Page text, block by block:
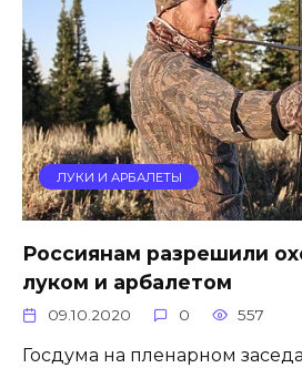
ЛУКИ И АРБАЛЕТЫ
Россиянам разрешили
луком и арбалетом
09.10.2020 0 557
Госдума на пленарном